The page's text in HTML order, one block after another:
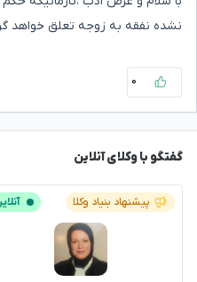
نشده نفقه به زوجه تعلق خواهد
۰
گفتگو با وکلای آنلاین
پیشنهاد بنیاد وکلا